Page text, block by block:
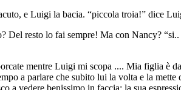
e Luigi la bacia. “piccola troia!” dice
Del resto lo fai sempre! Ma con Nancy?
mentre Luigi mi scopa .... Mia figlia è
a parlare che subito lui la volta e la